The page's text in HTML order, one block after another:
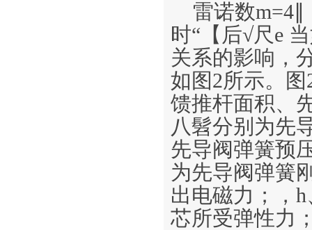
雷诺数
时“【后√尺e
关系的影响，
如图2所示。
馈推杆面积、
八髫分别为先
先导阀弹簧预
为先导阀弹簧
出电磁力；，
芯所受弹性力